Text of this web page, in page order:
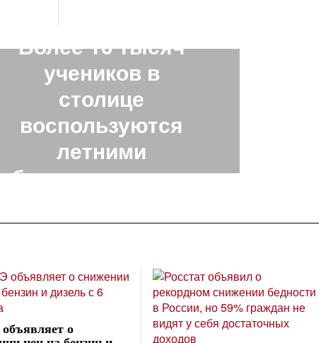
Более 10 тысяч
учеников в
столице
воспользуются
летними
о